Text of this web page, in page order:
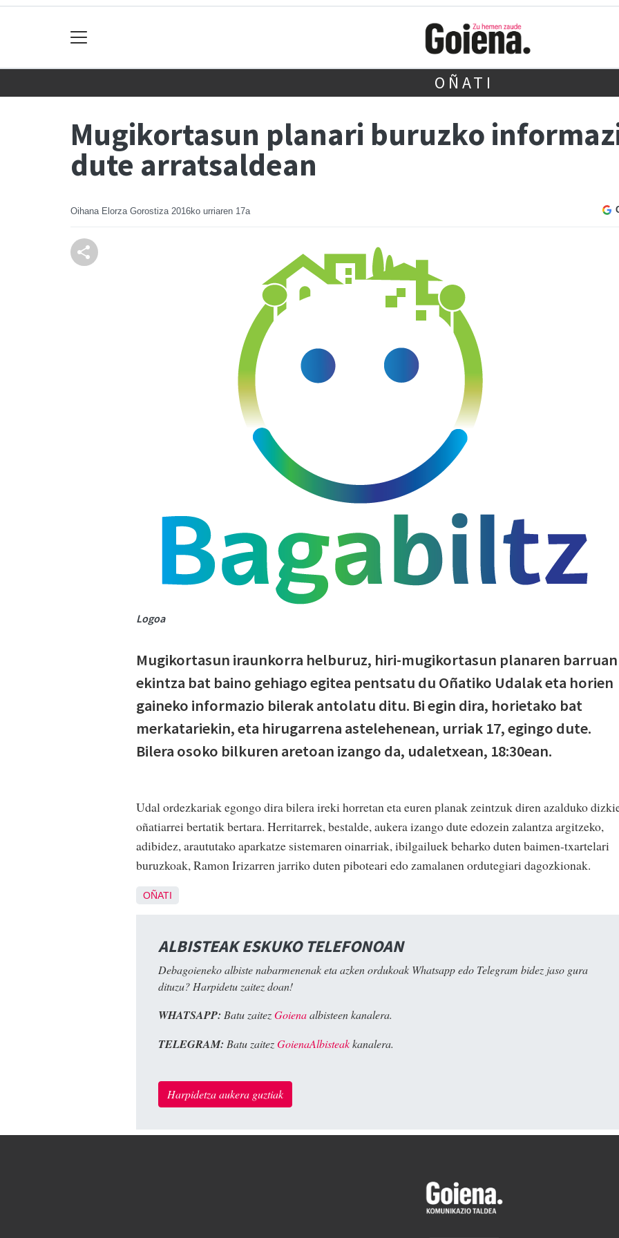
OÑATI
Mugikortasun planari buruzko
dute arratsaldean
Oihana Elorza Gorostiza 2016ko urriaren 17a
Logoa
Mugikortasun iraunkorra helburuz, hiri-mugikortasun planaren barruan
ekintza bat baino gehiago egitea pentsatu du Oñatiko Udalak eta horien
gaineko informazio bilerak antolatu ditu. Bi egin dira, horietako bat
merkatariekin, eta hirugarrena astelehenean, urriak 17, egingo dute.
Bilera osoko bilkuren aretoan izango da, udaletxean, 18:30ean.
Udal ordezkariak egongo dira bilera ireki horretan eta euren planak zeintzuk diren azalduko
oñatiarrei bertatik bertara. Herritarrek, bestalde, aukera izango dute edozein zalantza argitzeko,
adibidez, araututako aparkatze sistemaren oinarriak, ibilgailuek beharko duten baimen-txartelari
buruzkoak, Ramon Irizarren jarriko duten piboteari edo zamalanen ordutegiari dagozkionak.
OÑATI
ALBISTEAK ESKUKO TELEFONOAN
Debagoieneko albiste nabarmenenak eta azken ordukoak Whatsapp edo Telegram bidez jaso gura
dituzu? Harpidetu zaitez doan!
WHATSAPP: Batu zaitezGoienaalbisteen kanalera.
TELEGRAM: Batu zaitezGoienaAlbisteakkanalera.
Harpidetza aukera guztiak